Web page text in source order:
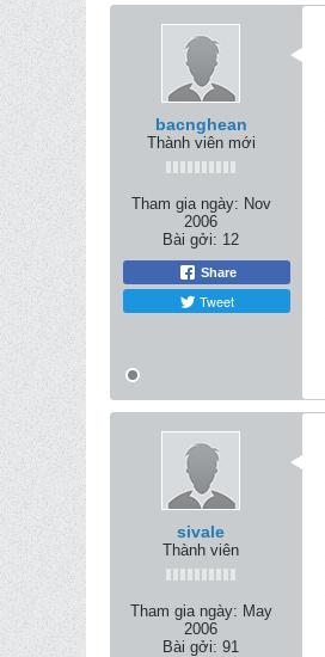
bacnghean
Thành viên mới
Tham gia ngày: Nov
2006
Bài gởi: 12
Share
Tweet
sivale
Thành viên
Tham gia ngày: May
2006
Bài gởi: 91